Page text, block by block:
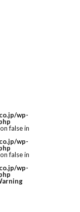
wp-
false in
wp-
false in
wp-